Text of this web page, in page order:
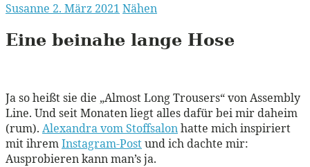
Susanne 2. März 2021 Nähen
Eine beinahe lange Hose
Ja so heißt sie die „Almost Long Trousers“ von Assembly
Line. Und seit Monaten liegt alles dafür bei mir daheim
(rum). Alexandra vom Stoffsalonhatte mich inspiriert
mit ihremInstagram-Postund ich dachte mir:
Ausprobieren kann man’s ja.